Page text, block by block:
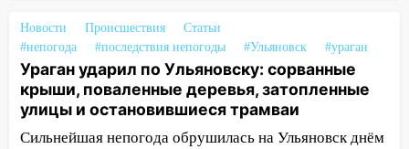
13:49
Стихия продолжает крушить
Ульяновск: дерево рухнуло на дом на
Орджоникидзе
13:47 На Нижней Террасе мощным
ветром вырвало дерево с корнем
Новости Происшествия
Статьи
#непогода
#последствия непогоды #Ульяновск #ураган
Ураган ударил по Ульяновску: сорванные
крыши, поваленные деревья, затопленные
улицы и остановившиеся трамваи
Сильнейшая непогода обрушилась на Ульяновск днём